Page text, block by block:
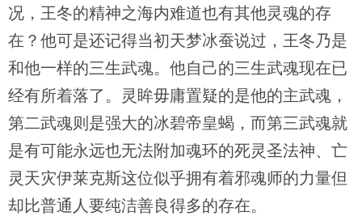
况，王冬的精神之海内难道也有其他灵魂的存
在？他可是还记得当初天梦冰蚕说过，王冬乃是
和他一样的三生武魂。他自己的三生武魂现在已
经有所着落了。灵眸毋庸置疑的是他的主武魂，
第二武魂则是强大的冰碧帝皇蝎，而第三武魂就
是有可能永远也无法附加魂环的死灵圣法神、亡
灵天灾伊莱克斯这位似乎拥有着邪魂师的力量但
却比普通人要纯洁善良得多的存在。